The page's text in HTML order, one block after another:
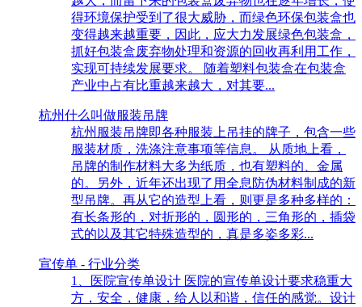
得环境保护受到了很大威胁，而绿色环保包装盒也
变得越来越重要，因此，应大力发展绿色包装盒，
抓好包装盒废弃物处理和资源的回收再利用工作，
实现可持续发展要求。 随着塑料包装盒在包装盒
产业中占有比重越来越大，对其要...
杭州什么叫做服装吊牌
杭州服装吊牌即各种服装上吊挂的牌子，包含一些
服装材质，洗涤注意事项等信息。 从质地上看，
吊牌的制作材料大多为纸质，也有塑料的、金属
的。另外，近年还出现了用全息防伪材料制成的新
型吊牌。再从它的造型上看，则更是多种多样的：
有长条形的，对折形的，圆形的，三角形的，插袋
式的以及其它特殊造型的，真是多姿多彩...
宣传单 - 行业分类
1、医院宣传单设计 医院的宣传单设计要求稳重大
方，安全，健康，给人以和谐，信任的感觉。设计